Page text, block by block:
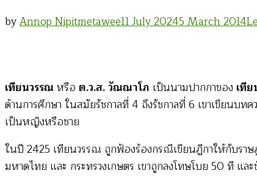
byAnnop Nipitmetawee11 July 20245 March 2014
เทียนวรรณ หรือ ต.ว.ส. วัณณาโภ เป็นนามปากกาของ เที
ด้านการศึกษา ในสมัยรัชกาลที่ 4 ถึงรัชกาลที่ 6 เขาเขียนบท
เป็นหญิงหรือชาย
ในปี 2425 เทียนวรรณ ถูกฟ้องร้องกรณีเขียนฎีกาให้กับรา
มหาดไทย และ กระทรวงเกษตร เขาถูกลงโทษโบย 50 ที แ